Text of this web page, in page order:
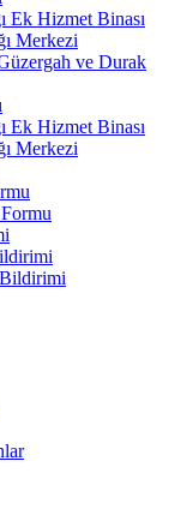
Ek Hizmet Binası
Merkezi
ve Durak
Ek Hizmet Binası
Merkezi